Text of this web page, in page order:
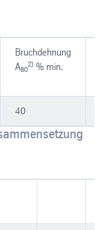
Bruchdehnung
A80
2) % min.
40